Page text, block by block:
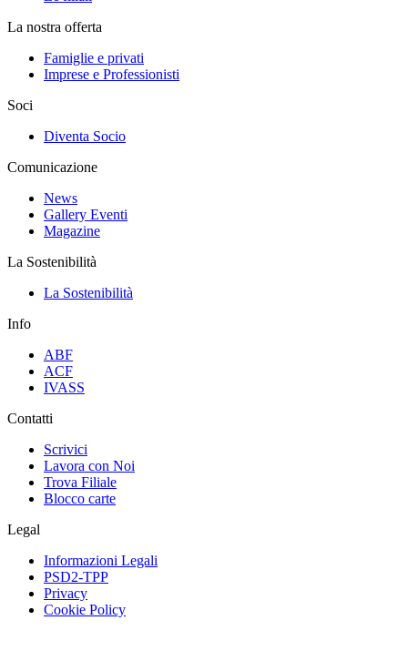
La nostra offerta
Famiglie e privati
Imprese e Professionisti
Soci
Diventa Socio
Comunicazione
News
Gallery Eventi
Magazine
La Sostenibilità
La Sostenibilità
Info
ABF
ACF
IVASS
Contatti
Scrivici
Lavora con Noi
Trova Filiale
Blocco carte
Legal
Informazioni Legali
PSD2-TPP
Privacy
Cookie Policy